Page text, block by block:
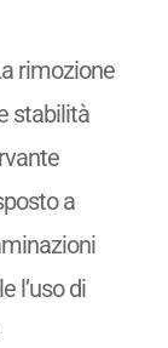
rimozione
stabilità
a
l’uso di